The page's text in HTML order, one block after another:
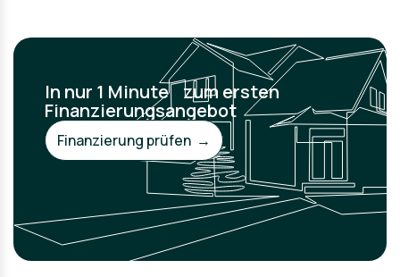
In nur 1 Minute zum ersten
Finanzierungsangebot
Finanzierung prüfen →